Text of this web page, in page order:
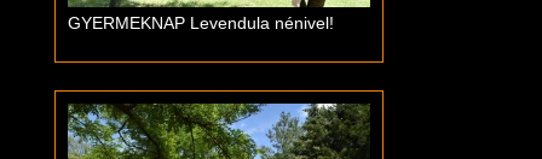
GYERMEKNAP Levendula nénivel!